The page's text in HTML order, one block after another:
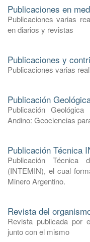
Publicaciones en
Publicaciones varias
en diarios y revistas
Publicaciones y
Publicaciones varias
Publicación
Publicación Geológica
Andino: Geociencias
Publicación Técnica
Publicación Técnica
(INTEMIN), el cual
Minero Argentino.
Revista del
Revista publicada por
junto con el mismo